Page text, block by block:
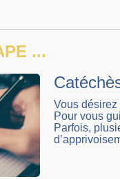
...
Vous désirez
Pour vous
Parfois,